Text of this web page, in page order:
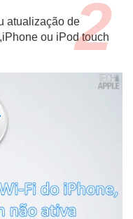
atualização de
ou iPod touch